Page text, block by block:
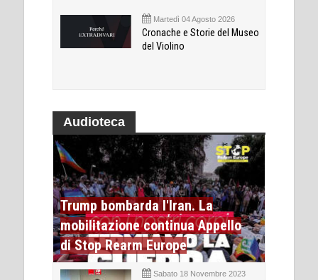
Martedì 04 Agosto 2026
Cronache e Storie del Museo
del Violino
Audioteca
Trump bombarda l'Iran. La
mobilitazione continua Appello
di Stop Rearm Europe
Sabato 18 Novembre 2023